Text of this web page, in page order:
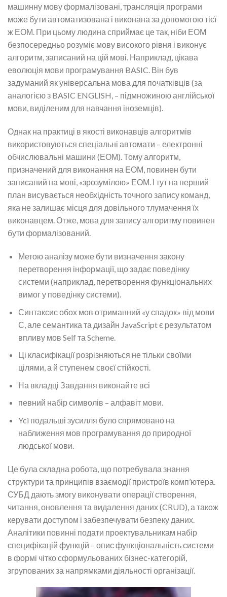
машинну мову формалізовані, трансляція програми
може бути автоматизована і виконана за допомогою тієї
ж ЕОМ. При цьому людина сприймає це так, ніби ЕОМ
безпосередньо розуміє мову високого рівня і виконує
алгоритм, записаний на цій мові. Наприклад, цікава
еволюція мови програмування BASIC. Він був
задуманий як універсальна мова для початківців (за
аналогією з BASIC ENGLISH, – підмножиною англійської
мови, виділеним для навчання іноземців).
Однак на практиці в якості виконавців алгоритмів
використовуються спеціальні автомати – електронні
обчислювальні машини (ЕОМ). Тому алгоритм,
призначений для виконання на ЕОМ, повинен бути
записаний на мові, «зрозумілою» ЕОМ. І тут на перший
план висувається необхідність точного запису команд,
яка не залишає місця для довільного тлумачення їх
виконавцем. Отже, мова для запису алгоритму повинен
бути формалізований.
Метою аналізу може бути визначення закону
перетворення інформації, що задає поведінку
системи (наприклад, перетворення функціональних
вимог у поведінку системи).
Синтаксис обох мов отриманний «у спадок» від мови
С, але семантика та дизайн JavaScript є результатом
впливу мов Self та Scheme.
Ці класифікації розрізняються не тільки своїми
цілями, а й ступенем своєї стійкості.
На вкладці Завдання виконайте всі
певний набір символів – алфавіт мови.
Yci подальші зусилля було спрямовано на
наближення мов програмування до природної
людської мови.
Це була складна робота, що потребувала знання
структури та принципів взаємодії пристроїв комп’ютера.
СУБД дають змогу виконувати операції створення,
читання, оновлення та видалення даних (CRUD), а також
керувати доступом і забезпечувати безпеку даних.
Аналітики повинні подати проектувальникам набір
специфікацій функцій – опис функціональність системи
в формі чітко сформульованих бізнес-категорій,
згрупованих за напрямками діяльності організації.